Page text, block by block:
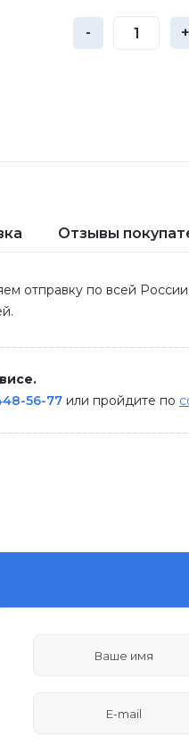
- +
Отзывы
отправку по всей
56-77 или пройдите по